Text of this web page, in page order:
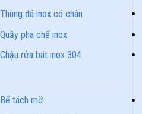
Thùng đá inox có chân
Quầy pha chế inox
Chậu rửa bát inox 304
Bể tách mỡ